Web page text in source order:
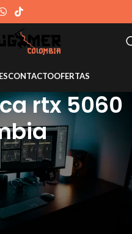
CONTACTOOFERTAS
rtx 5060